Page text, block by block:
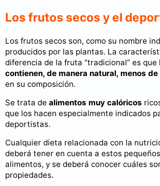
Los frutos secos y el
Los frutos secos son, como su nombre
producidos por las plantas. La
diferencia de la fruta “tradicional” es
contienen, de manera natural, menos de
en su composición.
Se trata de alimentos muy calóricos
que los hacen especialmente indicados
deportistas.
Cualquier dieta relacionada con la
deberá tener en cuenta a estos
alimentos, y se deberá conocer cuáles
propiedades.